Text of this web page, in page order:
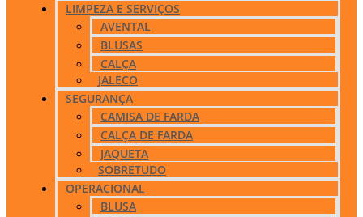
LIMPEZA E SERVIÇOS
AVENTAL
BLUSAS
CALÇA
JALECO
SEGURANÇA
CAMISA DE FARDA
CALÇA DE FARDA
JAQUETA
SOBRETUDO
OPERACIONAL
BLUSA